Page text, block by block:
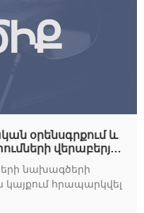
օրենսգրքում և
վերաբերյալ
նախագծերի
հրապարկվել